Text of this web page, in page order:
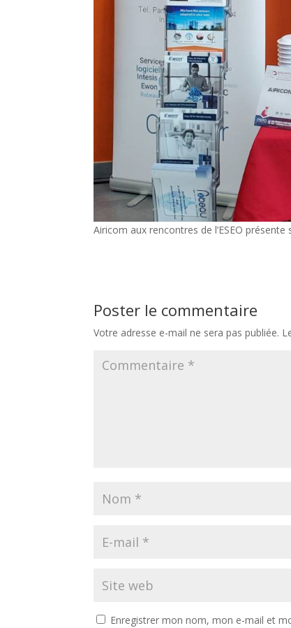
Airicom aux rencontres de l’ESEO
Poster le commentaire
Votre adresse e-mail ne sera pas publiée.
Enregistrer mon nom, mon e-mail et